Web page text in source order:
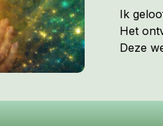
Ik
Het
Deze